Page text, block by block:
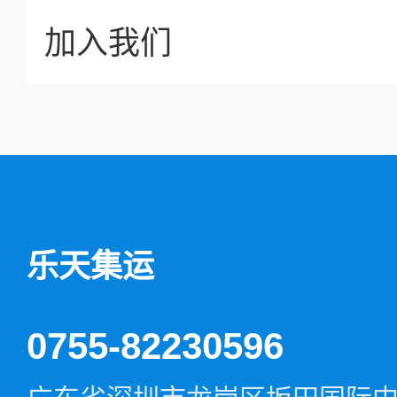
加入我们
乐天集运
0755-82230596